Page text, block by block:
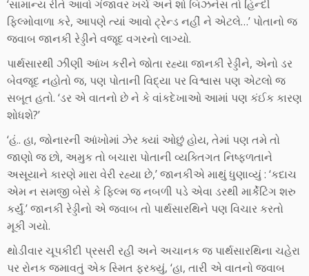
‘સામાન્ય રીતે આવો ગંજાવર ખર્ચ અને શો બિઝનેસ તો હિન્દી
ફિલ્મોવાળા કરે, આપણે ત્યાં આવો ટ્રેન્ડ નહીં ને એટલે…’ પોતાનો જ
જવાબ જાનકી રેડ્ડીને વજૂદ વગરનો લાગ્યો.
પાર્થસારથી ઝીણી આંખ કરીને જોતા રહ્યા જાનકી રેડ્ડીને, એનો ડર
બેવજૂદ નહોતો જ, પણ પોતાની વિદ્યા પર વિશ્વાસ પણ એટલો જ
સબૂત હતો. ‘ડર એ વાતનો છે ને કે વાંકદેખાઓ આમાં પણ કંઈક કારણ
શોધશે?’
‘હં.. હા, જોનારની આંખોમાં ઝેર ક્યાં ઓછું હોય, તેમાં પણ તમે તો
જાણો જ છો, અમુક તો બચારા પોતાની વ્યક્તિગત નિષ્ફળતાને
અસૂયાને કારણે મારા વેરી રહ્યા છે,’ જાનકીએ માથું ધુણાવ્યું : ‘કદાચ
એમ ન સમજી બેસે કે ફિલ્મ જ નબળી પડે એવા ડરથી માર્કેટિંગ શરુ
કર્યું.’ જાનકી રેડ્ડીનો એ જવાબ તો પાર્થસારથિને પણ વિચાર કરતો
મૂકી ગયો.
થોડીવાર ચૂપકીદી પ્રસરી રહી અને અચાનક જ પાર્થસારથિના ચહેરા
પર રોનક જમાવતું એક સ્મિત ફરક્યું, ‘હા, તારી એ વાતનો જવાબ